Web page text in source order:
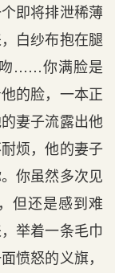
即将排泄稀薄
白纱布抱在腿
吻……你满脸是
的脸，一本正
妻子流露出他
烦，他的妻子
你虽然多次见
但还是感到难
举着一条毛巾
愤怒的义旗，